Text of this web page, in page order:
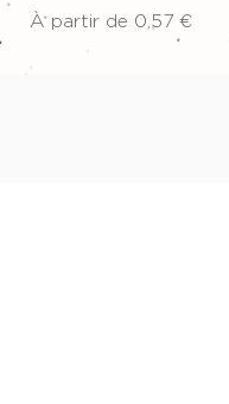
À partir de 0,57 €
Prix promotionnel